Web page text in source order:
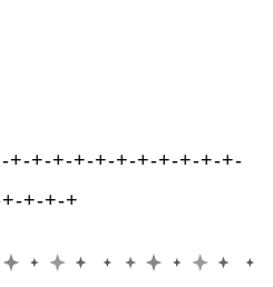
+-+-+-+-+-+-+-+-+-+-+-
+-+-+